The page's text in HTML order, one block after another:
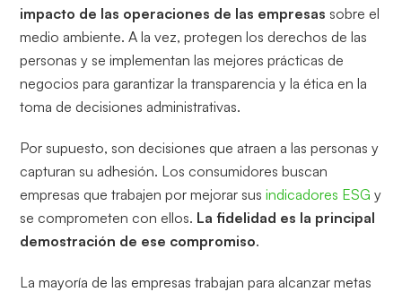
impacto de las operaciones de las empresas sobre el
medio ambiente. A la vez, protegen los derechos de las
personas y se implementan las mejores prácticas de
negocios para garantizar la transparencia y la ética en la
toma de decisiones administrativas.
Por supuesto, son decisiones que atraen a las personas y
capturan su adhesión. Los consumidores buscan
empresas que trabajen por mejorar susindicadores ESG y
se comprometen con ellos. La fidelidad es la principal
demostración de ese compromiso.
La mayoría de las empresas trabajan para alcanzar metas